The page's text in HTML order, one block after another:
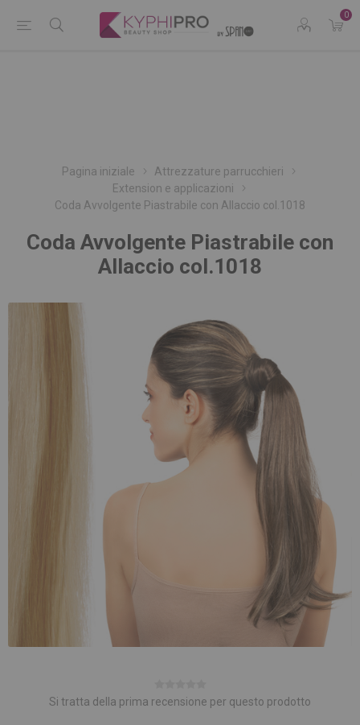
0
Pagina iniziale
Attrezzature parrucchieri
Extension e applicazioni
Coda Avvolgente Piastrabile con Allaccio col.1018
Coda Avvolgente Piastrabile con
Allaccio col.1018
Si tratta della prima recensione per questo prodotto